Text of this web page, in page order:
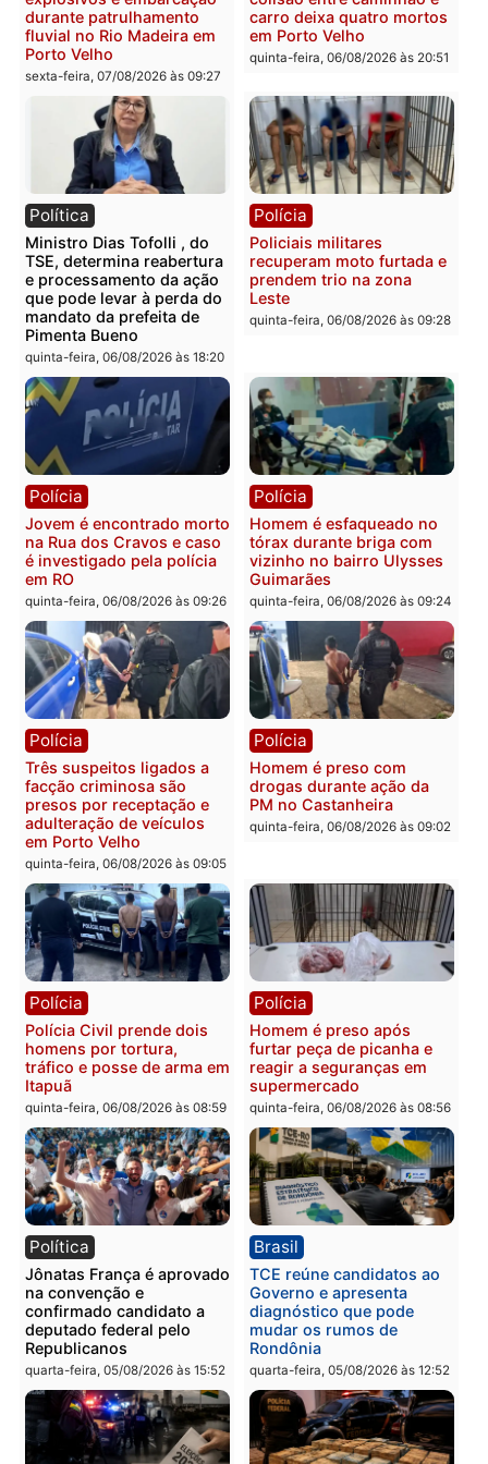
Polícia
Polícia Civil deflagra
operação contra facção
criminosa que atacava
provedores de internet em
Rondônia
sexta-feira, 07/08/2026 às 09:33
Polícia
Homem é encontrado
morto em residência no
bairro Colina Park em RO
sexta-feira, 07/08/2026 às
Polícia
Polícia Militar apreende
explosivos e embarcação
durante patrulhamento
fluvial no Rio Madeira em
Porto Velho
sexta-feira, 07/08/2026 às 09:27
Polícia
Tragédia na BR-364:
colisão entre caminhão e
carro deixa quatro
em Porto Velho
quinta-feira, 06/08/2026 às
Política
Ministro Dias Tofolli , do
TSE, determina reabertura
e processamento da ação
que pode levar à perda do
mandato da prefeita de
Pimenta Bueno
quinta-feira, 06/08/2026 às 18:20
Polícia
Policiais militares
recuperam moto furtada
prendem trio na zona
Leste
Polícia
Jovem é encontrado morto
na Rua dos Cravos e caso
é investigado pela polícia
em RO
quinta-feira, 06/08/2026 às 09:26
Polícia
Homem é esfaqueado no
tórax durante briga com
vizinho no bairro
Guimarães
quinta-feira, 06/08/2026 às
Polícia
Três suspeitos ligados a
facção criminosa são
presos por receptação e
adulteração de veículos
em Porto Velho
quinta-feira, 06/08/2026 às 09:05
Polícia
Homem é preso com
drogas durante ação da
PM no Castanheira
quinta-feira, 06/08/2026 às